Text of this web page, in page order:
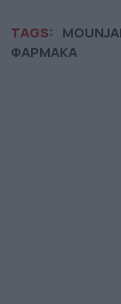
TAGS:
ΦΑΡΜΑΚΑ